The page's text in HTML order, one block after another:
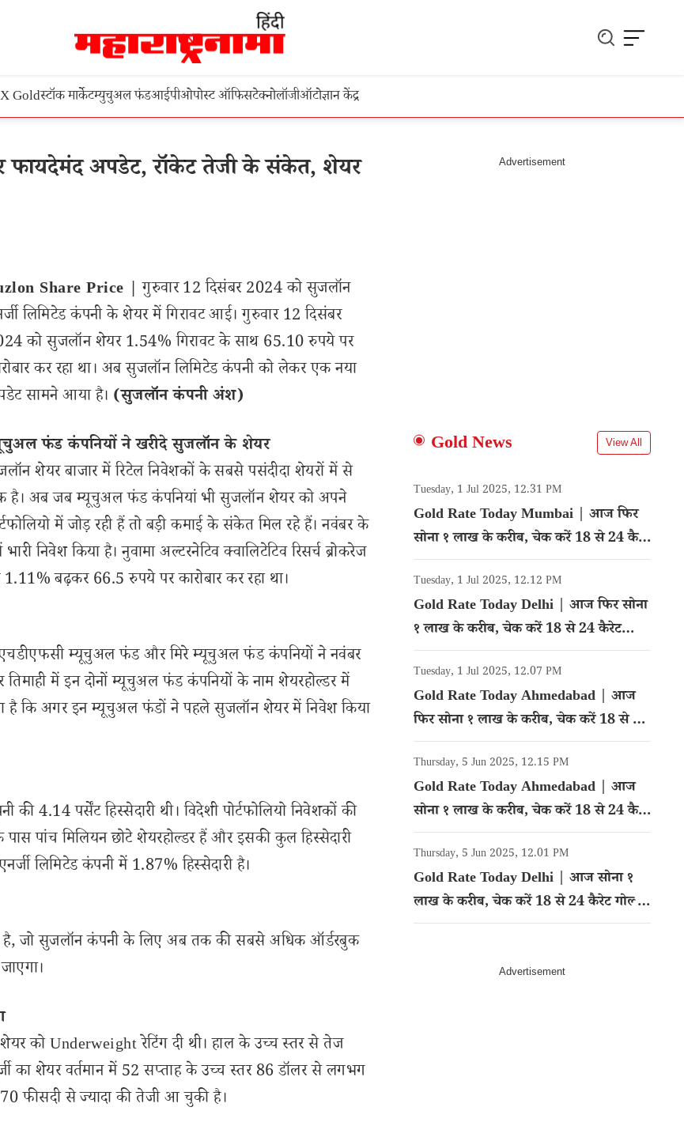
Goldस्टॉक मार्केटम्युचुअल फंडआईपीओपोस्ट ऑफिसटेक्नोलॉजीऑटोज्ञान केंद्र
फायदेमंद अपडेट, रॉकेट तेजी के संकेत, शेयर
Share Price | गुरुवार 12 दिसंबर 2024 को सुजलॉन
लिमिटेड कंपनी के शेयर में गिरावट आई। गुरुवार 12 दिसंबर
को सुजलॉन शेयर 1.54% गिरावट के साथ 65.10 रुपये पर
कर रहा था। अब सुजलॉन लिमिटेड कंपनी को लेकर एक नया
सामने आया है। (सुजलॉन कंपनी अंश)
फंड कंपनियों ने खरीदे सुजलॉन के शेयर
शेयर बाजार में रिटेल निवेशकों के सबसे पसंदीदा शेयरों में से
है। अब जब म्यूचुअल फंड कंपनियां भी सुजलॉन शेयर को अपने
में जोड़ रही हैं तो बड़ी कमाई के संकेत मिल रहे हैं। नवंबर के
निवेश किया है। नुवामा अल्टरनेटिव क्वालिटेटिव रिसर्च ब्रोकरेज
बढ़कर 66.5 रुपये पर कारोबार कर रहा था।
एचडीएफसी म्यूचुअल फंड और मिरे म्यूचुअल फंड कंपनियों ने नवंबर
तिमाही में इन दोनों म्यूचुअल फंड कंपनियों के नाम शेयरहोल्डर में
है कि अगर इन म्यूचुअल फंडों ने पहले सुजलॉन शेयर में निवेश किया
4.14 पर्सेंट हिस्सेदारी थी। विदेशी पोर्टफोलियो निवेशकों की
पांच मिलियन छोटे शेयरहोल्डर हैं और इसकी कुल हिस्सेदारी
लिमिटेड कंपनी में 1.87% हिस्सेदारी है।
है, जो सुजलॉन कंपनी के लिए अब तक की सबसे अधिक ऑर्डरबुक
शेयर को Underweight रेटिंग दी थी। हाल के उच्च स्तर से तेज
का शेयर वर्तमान में 52 सप्ताह के उच्च स्तर 86 डॉलर से लगभग
फीसदी से ज्यादा की तेजी आ चुकी है।
Gold News View All
Tuesday, 1 Jul 2025, 12.31 PM
Gold Rate Today Mumbai | आज फिर
सोना १ लाख के करीब, चेक करें 18 से 24 कैरेट
गोल्ड का रेट
Tuesday, 1 Jul 2025, 12.12 PM
Gold Rate Today Delhi | आज फिर सोना
१ लाख के करीब, चेक करें 18 से 24 कैरेट
गोल्ड का रेट
Tuesday, 1 Jul 2025, 12.07 PM
Gold Rate Today Ahmedabad | आज
फिर सोना १ लाख के करीब, चेक करें 18 से 24
कैरेट गोल्ड का रेट
Thursday, 5 Jun 2025, 12.15 PM
Gold Rate Today Ahmedabad | आज
सोना १ लाख के करीब, चेक करें 18 से 24 कैरेट
गोल्ड का रेट
Thursday, 5 Jun 2025, 12.01 PM
Gold Rate Today Delhi | आज सोना १
लाख के करीब, चेक करें 18 से 24 कैरेट गोल्ड
का रेट